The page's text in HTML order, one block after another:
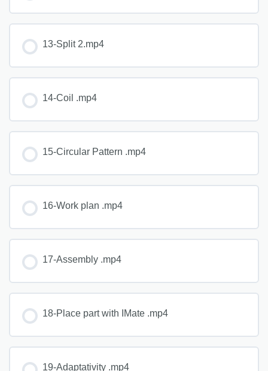
13-Split 2.mp4
14-Coil .mp4
15-Circular Pattern .mp4
16-Work plan .mp4
17-Assembly .mp4
18-Place part with IMate .mp4
19-Adaptativity .mp4